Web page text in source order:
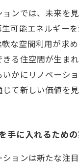
ンでは、未来を
可能エネルギー
な空間利用が求
る住空間が生ま
かにリノベーシ
て新しい価値を
手に入れるため
ョンは新たな注